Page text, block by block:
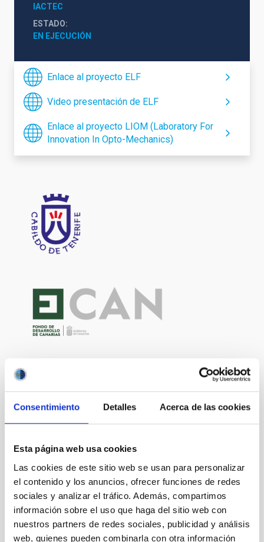
Consentimiento Detalles Acerca de las cookies
Esta página web usa cookies
Las cookies de este sitio web se usan para personalizar
el contenido y los anuncios, ofrecer funciones de redes
sociales y analizar el tráfico. Además, compartimos
información sobre el uso que haga del sitio web con
nuestros partners de redes sociales, publicidad y análisis
web, quienes pueden combinarla con otra información
IACTEC
ESTADO
EN EJECUCIÓN
Enlace al proyecto ELF
Video presentación de ELF
Enlace al proyecto LIOM (Laboratory For
Innovation In Opto-Mechanics)